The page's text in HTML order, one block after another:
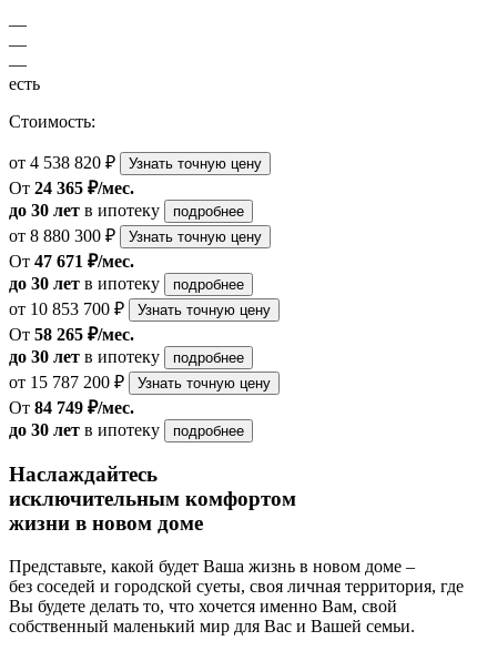
—
—
—
есть
Стоимость:
от 4 538 820 ₽ Узнать точную цену
От 24 365 ₽/мес.
до 30 лет в ипотеку подробнее
от 8 880 300 ₽ Узнать точную цену
От 47 671 ₽/мес.
до 30 лет в ипотеку подробнее
от 10 853 700 ₽ Узнать точную цену
От 58 265 ₽/мес.
до 30 лет в ипотеку подробнее
от 15 787 200 ₽ Узнать точную цену
От 84 749 ₽/мес.
до 30 лет в ипотеку подробнее
Наслаждайтесь
исключительным комфортом
жизни в новом доме
Представьте, какой будет Ваша жизнь в новом доме –
без соседей и городской суеты, своя личная территория, где
Вы будете делать то, что хочется именно Вам, свой
собственный маленький мир для Вас и Вашей семьи.